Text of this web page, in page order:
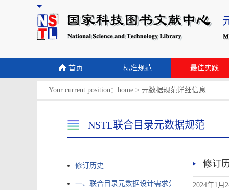
首页 标准规范 最佳实践
Your current position： home > 元数据规范详细信息
NSTL联合目录元数据规范
修订历史
一、联合目录元数据设计需求分析
修订
2024年1月